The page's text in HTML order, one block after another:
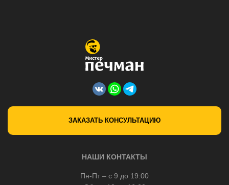
ЗАКАЗАТЬ КОНСУЛЬТАЦИЮ
НАШИ КОНТАКТЫ
Пн-Пт – с 9 до 19:00